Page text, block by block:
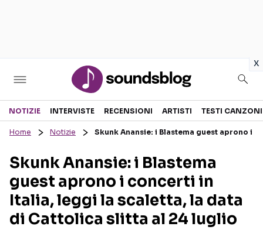
x
Sezioni
RECENSIONI MUSICALI
INTERVISTE
GOSSIP E CURIOSITÀ
TESTI CANZONI
TOUR ED EVENTI
TALENT SHOW
NOTIZIE INTERVISTE RECENSIONI ARTISTI TESTI CANZONI
Home Notizie Skunk Anansie: i Blastema guest aprono i
Skunk Anansie: i Blastema
guest aprono i concerti in
Italia, leggi la scaletta, la data
di Cattolica slitta al 24 luglio